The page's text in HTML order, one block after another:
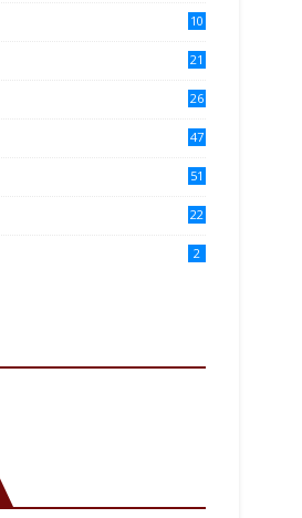
10
21
26
47
51
22
2